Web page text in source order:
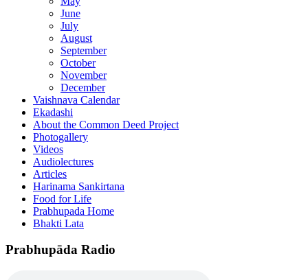
June
July
August
September
October
November
December
Vaishnava Calendar
Ekadashi
About the Common Deed Project
Photogallery
Videos
Audiolectures
Articles
Harinama Sankirtana
Food for Life
Prabhupada Home
Bhakti Lata
Prabhupāda Radio